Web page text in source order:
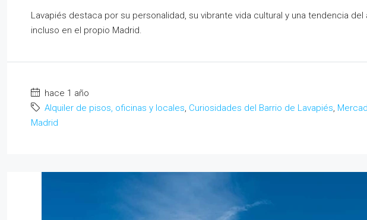
Lavapiés destaca por su personalidad, su vibrante vida cultural y una tendencia
incluso en el propio Madrid.
hace 1 año
Alquiler de pisos, oficinas y locales, Curiosidades del Barrio de Lavapiés,
Madrid